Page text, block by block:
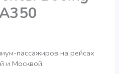
пассажиров на рейсах
и Москвой.